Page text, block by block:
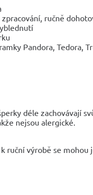
ručně
Pandora, Tedora,
déle zachovávají
nejsou alergické.
ruční výrobě se